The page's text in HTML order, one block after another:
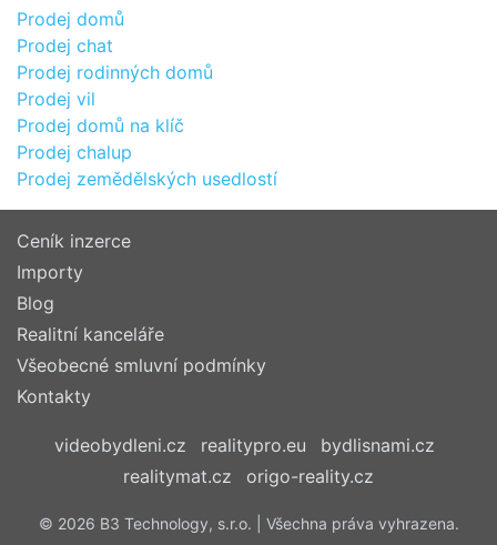
Prodej domů
Prodej chat
Prodej rodinných domů
Prodej vil
Prodej domů na klíč
Prodej chalup
Prodej zemědělských usedlostí
Ceník inzerce
Importy
Blog
Realitní kanceláře
Všeobecné smluvní podmínky
Kontakty
videobydleni.cz realitypro.eu
bydlisnami.cz
realitymat.cz
origo-reality.cz
© 2026 B3 Technology, s.r.o. | Všechna práva vyhrazena.